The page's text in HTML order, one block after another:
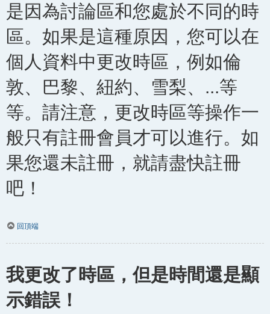
是因為討論區和您處於不同的時
區。如果是這種原因，您可以在
個人資料中更改時區，例如倫
敦、巴黎、紐約、雪梨、...等
等。請注意，更改時區等操作一
般只有註冊會員才可以進行。如
果您還未註冊，就請盡快註冊
吧！
回頂端
我更改了時區，但是時間還是顯
示錯誤！